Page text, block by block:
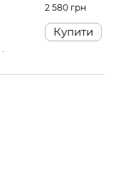
2 580 грн
Купити